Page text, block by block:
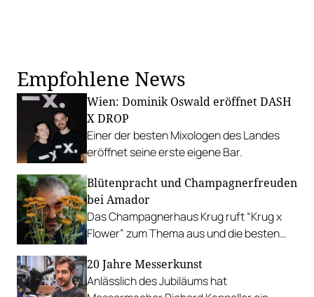
Empfohlene News
Wien: Dominik Oswald eröffnet DASH
X DROP
Einer der besten Mixologen des Landes
eröffnet seine erste eigene Bar.
Blütenpracht und Champagnerfreuden
bei Amador
Das Champagnerhaus Krug ruft “Krug x
Flower” zum Thema aus und die besten
Menüs.
20 Jahre Messerkunst
Anlässlich des Jubiläums hat